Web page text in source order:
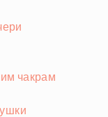
чакрам